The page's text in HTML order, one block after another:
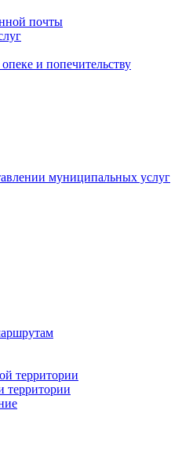
почты
и попечительству
муниципальных услуг
территории
территории